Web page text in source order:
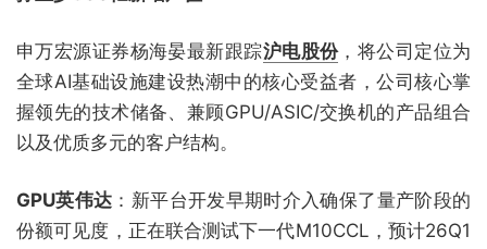
申万宏源证券杨海晏最新跟踪沪电股份，将公司定位为
全球AI基础设施建设热潮中的核心受益者，公司核心掌
握领先的技术储备、兼顾GPU/ASIC/交换机的产品组合
以及优质多元的客户结构。
GPU英伟达 ：新平台开发早期时介入确保了量产阶段的
份额可见度，正在联合测试下一代M10CCL，预计26Q1